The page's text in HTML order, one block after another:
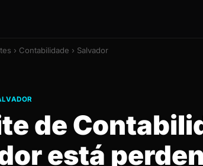
› Contabilidade › Salvador
de
está